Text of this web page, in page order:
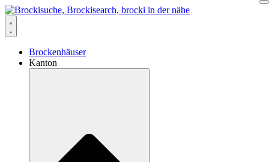
Zum
Inhalt
springen
Brockenhäuser
Kanton